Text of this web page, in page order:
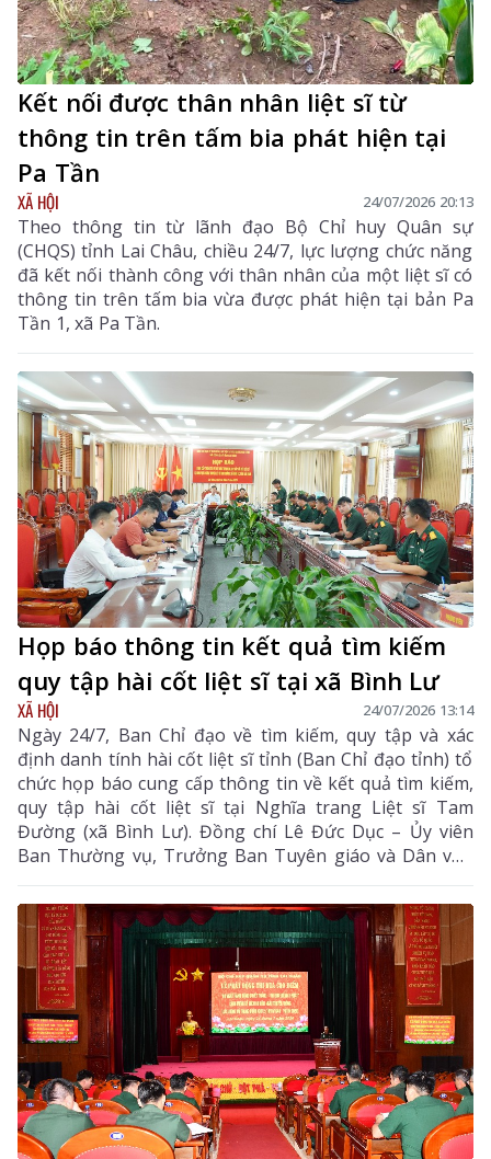
Kết nối được thân nhân liệt sĩ từ
thông tin trên tấm bia phát hiện tại
Pa Tần
XÃ HỘI 24/07/2026 20:13
Theo thông tin từ lãnh đạo Bộ Chỉ huy Quân sự
(CHQS) tỉnh Lai Châu, chiều 24/7, lực lượng chức năng
đã kết nối thành công với thân nhân của một liệt sĩ có
thông tin trên tấm bia vừa được phát hiện tại bản Pa
Tần 1, xã Pa Tần.
Họp báo thông tin kết quả tìm kiếm
quy tập hài cốt liệt sĩ tại xã Bình Lư
XÃ HỘI 24/07/2026 13:14
Ngày 24/7, Ban Chỉ đạo về tìm kiếm, quy tập và xác
định danh tính hài cốt liệt sĩ tỉnh (Ban Chỉ đạo tỉnh) tổ
chức họp báo cung cấp thông tin về kết quả tìm kiếm,
quy tập hài cốt liệt sĩ tại Nghĩa trang Liệt sĩ Tam
Đường (xã Bình Lư). Đồng chí Lê Đức Dục – Ủy viên
Ban Thường vụ, Trưởng Ban Tuyên giáo và Dân vận
Tỉnh ủy; Đại tá Triệu Kim Thắng – Tỉnh ủy viên, Phó Bí
thư Thường trực Đảng ủy, Chính ủy Bộ Chỉ huy Quân
sự (CHQS) tỉnh, Phó trưởng Ban Thường trực Ban Chỉ
đạo tỉnh đồng chủ trì buổi họp báo.